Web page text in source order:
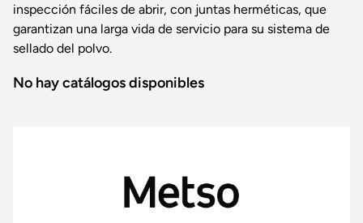
inspección fáciles de abrir, con juntas herméticas, que
garantizan una larga vida de servicio para su sistema de
sellado del polvo.
No hay catálogos disponibles